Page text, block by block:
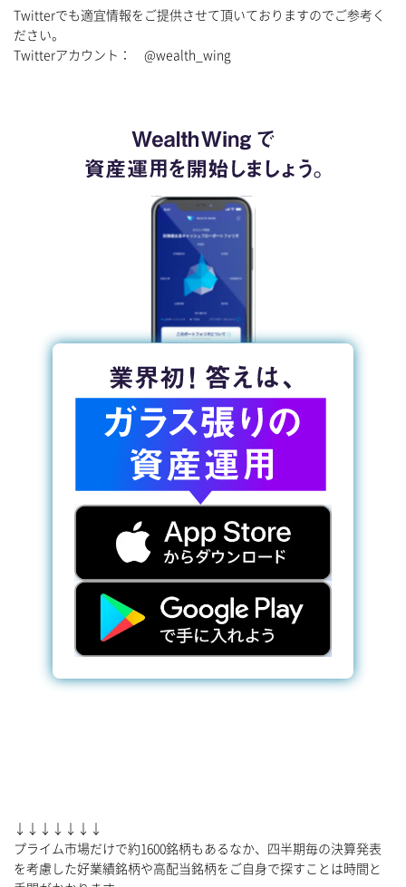
Twitterでも適宜情報をご提供させて頂いておりますのでご参考く
ださい。
Twitterアカウント： @wealth_wing
↓↓↓↓↓↓↓
プライム市場だけで約1600銘柄もあるなか、四半期毎の決算発表
を考慮した好業績銘柄や高配当銘柄をご自身で探すことは時間と